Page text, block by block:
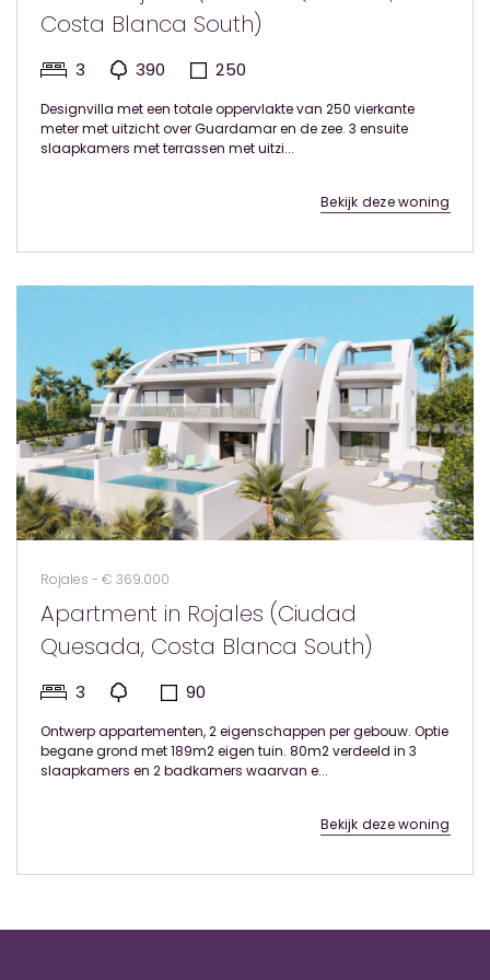
Costa Blanca South)
3 390 250
Designvilla met een totale oppervlakte van 250 vierkante
meter met uitzicht over Guardamar en de zee. 3 ensuite
slaapkamers met terrassen met uitzi...
Bekijk deze woning
Rojales - € 369.000
Apartment in Rojales (Ciudad
Quesada, Costa Blanca South)
3 90
Ontwerp appartementen, 2 eigenschappen per gebouw. Optie
begane grond met 189m2 eigen tuin. 80m2 verdeeld in 3
slaapkamers en 2 badkamers waarvan e...
Bekijk deze woning